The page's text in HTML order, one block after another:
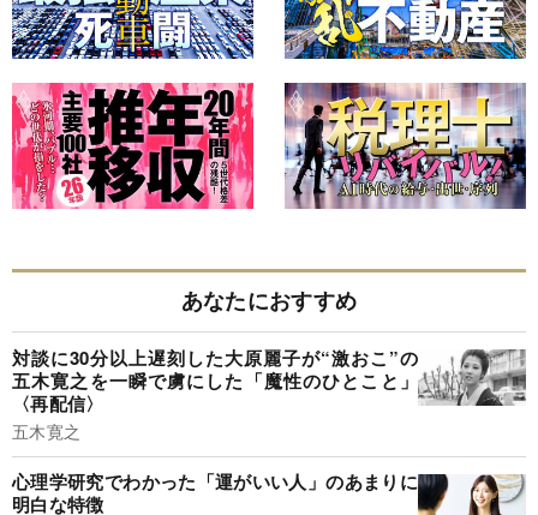
あなたにおすすめ
対談に30分以上遅刻した大原麗子が“激おこ”の
五木寛之を一瞬で虜にした「魔性のひとこと」
〈再配信〉
五木寛之
心理学研究でわかった「運がいい人」のあまりに
明白な特徴